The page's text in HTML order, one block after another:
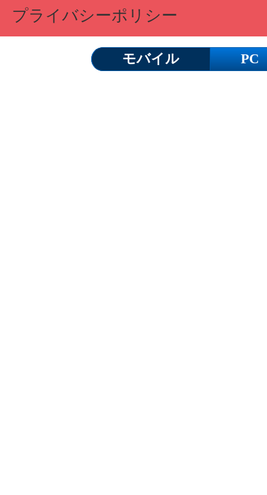
プライバシーポリシー
モバイル PC